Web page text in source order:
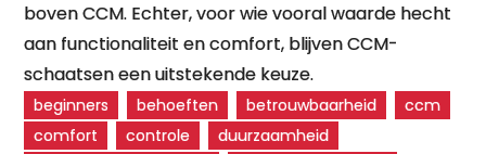
boven CCM. Echter, voor wie vooral waarde hecht
aan functionaliteit en comfort, blijven CCM-
schaatsen een uitstekende keuze.
beginners behoeften betrouwbaarheid
ccm
comfort
controle
duurzaamheid